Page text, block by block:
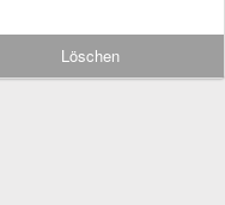
Löschen